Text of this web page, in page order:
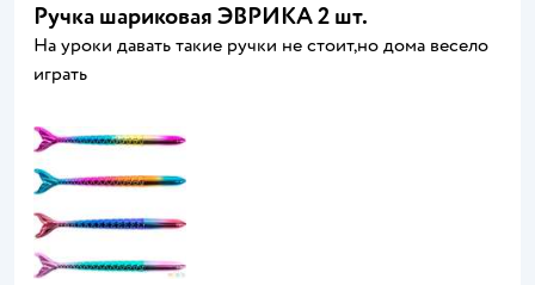
Ручка шариковая ЭВРИКА 2 шт.
На уроки давать такие ручки не стоит,но дома весело
играть